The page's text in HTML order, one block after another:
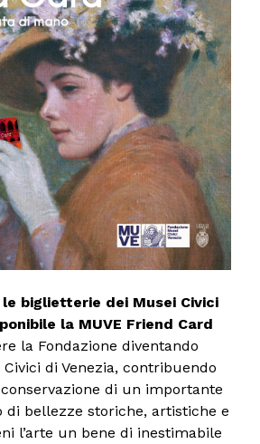
le biglietterie dei Musei Civici
la MUVE Friend Card
la Fondazione diventando
di Venezia, contribuendo
di un importante
di bellezze storiche, artistiche e
l’arte un bene di inestimabile